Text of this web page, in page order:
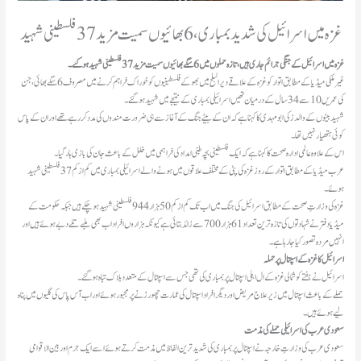
غزہ میں اسرائیل کی شدید بمباری، 6 بھائیوں سمیت مزید 37 فلسطینی شہید
غزہ میں اسرائیل کے جنگی جرائم جاری ہیں، تازہ حملوں میں 6 سگے بھائیوں سمیت مزید 37 فلسطینی شہید ہوگئے۔
غیر ملکی میڈیا کے مطابق اتوار کو غزہ کے علاقے دیر البلح میں بھوکے فلسطینیوں کو خوراک فراہم کرنے میں مصروف 6 سگے بھائی، جن
کی عمریں 10 سے 34 سال کے درمیان تھیں اسرائیلی بمباری کے نتیجے میں شہید ہو گئے۔
شہید بیٹوں کے والد زکی ابو مہدی کا کہنا ہے کہ ان کے بیٹے جنگ کے آغاز سے ہی ضرورت مندوں کی مدد کر رہے تھے اور ان کے پاس
کوئی ہتھیار نہیں تھا۔
اس کے علاوہ عالمی ادارہ صحت کا کہنا ہے کہ ایک فلسطینی بچہ طبی امداد کی فراہمی میں خلل کے باعث جان کی بازی ہار گیا۔
عرب میڈیا کے مطابق اتوار کے روز غزہ کی پٹی کے مختلف علاقوں میں ہونے والے اسرائیلی بمباری میں کم از کم 37 فلسطینی شہید
ہوئے۔
غزہ کی وزارتِ صحت کے مطابق اسرائیل کی جنگ میں اب تک کم از کم 50 ہزار 944 فلسطینی شہید ہو چکے ہیں جبکہ حکومت کے
میڈیا دفتر نے شہادتوں کی تازہ ترین تعداد 61 ہزار 700 سے زائد بتائی ہے کیونکہ ہزاروں افراد اب بھی ملبے تلے دبے ہوئے ہیں اور
انہیں مردہ تصور کیا جا رہا ہے۔
اسرائیل کا غزہ کے اسپتال پر حملہ
اسرائیل نے ہفتے کو شمالی غزہ کے ال اہلی اسپتال پر بمباری کی تھی جس سے اسپتال کے متعدد بلاک تباہ ہوگئے۔
حملے کے باعث اسپتال میں زیر علاج مریض اور دیگرافراد اسپتال کی عمارت چھورڑنے پر مجبور ہوئے اور اب آس پاس کی گلیوں میں پناہ
لیے ہوئے ہیں۔
سعودی عرب کی اسرائیلی حملے کی مذمت
سعودی عرب کی وزارتِ خارجہ نے اسپتال پر بمباری کی شدید ترین الفاظ میں مذمت کرتے ہوئے اسے ایک جرم اور بین الاقوامی